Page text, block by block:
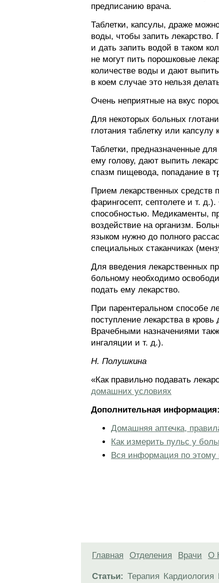
предписанию врача.
Таблетки, капсулы, драже
воды, чтобы запить
и дать запить водой в таком
не могут пить порошковые
количестве воды и дают
в коем случае это нельзя
Очень неприятные на вкус
Для некоторых больных
глотания таблетку или
Таблетки, предназначенные
ему голову, дают выпить
спазм пищевода, попадание в
Прием лекарственных средств
фарингосепт, септолете и т.
способностью. Медикаменты,
воздействие на организм.
языком нужно до полного
специальных стаканчиках
Для введения лекарственных
больному необходимо
подать ему лекарство.
При парентеральном способе
поступление лекарства в
Врачебными назначениями
ингаляции и т. д.).
Н. Полушкина
«Как правильно подавать
домашних условиях
Дополнительная информация:
Домашняя аптечка,
Как измерить пульс у
Вся информация по этому
Главная Отделения Врачи О
Статьи: Терапия Кардиология